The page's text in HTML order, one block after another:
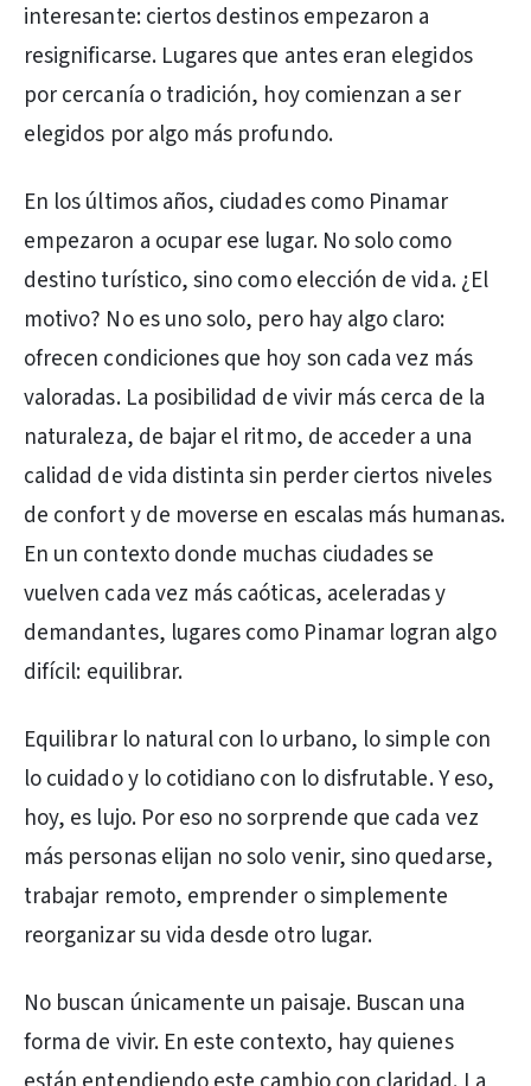
interesante: ciertos destinos empezaron a
resignificarse. Lugares que antes eran elegidos
por cercanía o tradición, hoy comienzan a ser
elegidos por algo más profundo.
En los últimos años, ciudades como Pinamar
empezaron a ocupar ese lugar. No solo como
destino turístico, sino como elección de vida. ¿El
motivo? No es uno solo, pero hay algo claro:
ofrecen condiciones que hoy son cada vez más
valoradas. La posibilidad de vivir más cerca de la
naturaleza, de bajar el ritmo, de acceder a una
calidad de vida distinta sin perder ciertos niveles
de confort y de moverse en escalas más humanas.
En un contexto donde muchas ciudades se
vuelven cada vez más caóticas, aceleradas y
demandantes, lugares como Pinamar logran algo
difícil: equilibrar.
Equilibrar lo natural con lo urbano, lo simple con
lo cuidado y lo cotidiano con lo disfrutable. Y eso,
hoy, es lujo. Por eso no sorprende que cada vez
más personas elijan no solo venir, sino quedarse,
trabajar remoto, emprender o simplemente
reorganizar su vida desde otro lugar.
No buscan únicamente un paisaje. Buscan una
forma de vivir. En este contexto, hay quienes